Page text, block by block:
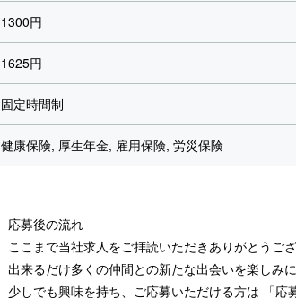
1300円
1625円
固定時間制
健康保険, 厚生年金, 雇用保険, 労災保険
応募後の流れ
ここまで当社求人をご拝読いただきありがとうござ
出来るだけ多くの仲間との新たな出会いを楽しみに
少しでも興味を持ち、ご応募いただける方は 「応